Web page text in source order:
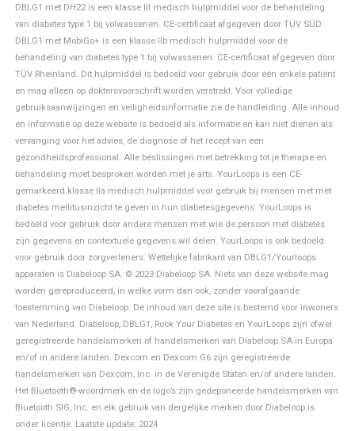
DBLG1 met DH22 is een klasse III medisch hulpmiddel voor de behandeling
van diabetes type 1 bij volwassenen. CE-certificaat afgegeven door TÜV SÜD.
DBLG1 met MobiGo+ is een klasse IIb medisch hulpmiddel voor de
behandeling van diabetes type 1 bij volwassenen. CE-certificaat afgegeven door
TÜV Rheinland. Dit hulpmiddel is bedoeld voor gebruik door één enkele patiënt
en mag alleen op doktersvoorschrift worden verstrekt. Voor volledige
gebruiksaanwijzingen en veiligheidsinformatie zie de handleiding. Alle inhoud
en informatie op deze website is bedoeld als informatie en kan niet dienen als
vervanging voor het advies, de diagnose of het recept van een
gezondheidsprofessional. Alle beslissingen met betrekking tot je therapie en
behandeling moet besproken worden met je arts. YourLoops is een CE-
gemarkeerd klasse IIa medisch hulpmiddel voor gebruik bij mensen met met
diabetes mellitusinzicht te geven in hun diabetesgegevens. YourLoops is
bedoeld voor gebruik door andere mensen met wie de persoon met diabetes
zijn gegevens en contextuele gegevens wil delen. YourLoops is ook bedoeld
voor gebruik door zorgverleners. Wettelijke fabrikant van DBLG1/Yourloops
apparaten is Diabeloop SA. © 2023 Diabeloop SA. Niets van deze website mag
worden gereproduceerd, in welke vorm dan ook, zonder voorafgaande
toestemming van Diabeloop. De inhoud van deze site is bestemd voor inwoners
van Nederland. Diabeloop, DBLG1, Rock Your Diabetes en YourLoops zijn ofwel
geregistreerde handelsmerken of handelsmerken van Diabeloop SA in Europa
en/of in andere landen. Dexcom en Dexcom G6 zijn geregistreerde
handelsmerken van Dexcom, Inc. in de Verenigde Staten en/of andere landen.
Het Bluetooth®-woordmerk en de logo’s zijn gedeponeerde handelsmerken van
Bluetooth SIG, Inc. en elk gebruik van dergelijke merken door Diabeloop is
onder licentie. Laatste update: 2024